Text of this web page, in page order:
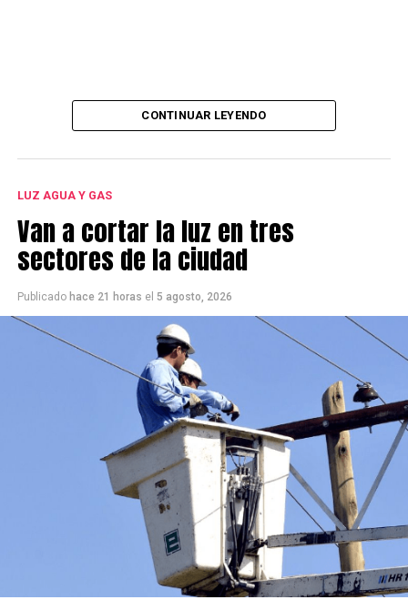
CONTINUAR LEYENDO
LUZ AGUA Y GAS
Van a cortar la luz en tres
sectores de la ciudad
Publicado hace 21 horas el 5 agosto, 2026